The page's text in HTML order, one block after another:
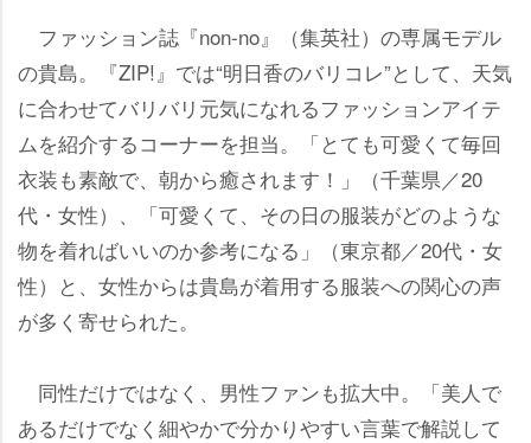
ファッション誌『non-no』（集英社）の専属モデル
の貴島。『ZIP!』では“明日香のバリコレ”として、天気
に合わせてバリバリ元気になれるファッションアイテ
ムを紹介するコーナーを担当。「とても可愛くて毎回
衣装も素敵で、朝から癒されます！」（千葉県／20
代・女性）、「可愛くて、その日の服装がどのような
物を着ればいいのか参考になる」（東京都／20代・女
性）と、女性からは貴島が着用する服装への関心の声
が多く寄せられた。
同性だけではなく、男性ファンも拡大中。「美人で
あるだけでなく細やかで分かりやすい言葉で解説して